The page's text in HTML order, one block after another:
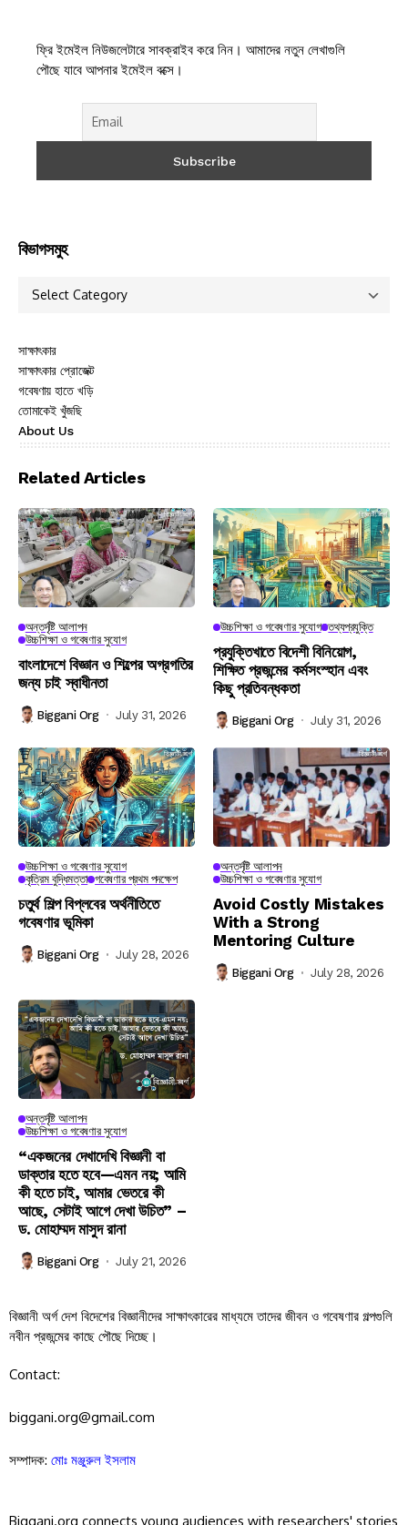
ফ্রি ইমেইল নিউজলেটারে সাবক্রাইব করে নিন। আমাদের নতুন লেখাগুলি
পৌছে যাবে আপনার ইমেইল বক্সে।
বিভাগসমুহ
সাক্ষাৎকার
সাক্ষাৎকার প্রোজেক্ট
গবেষণায় হাতে খড়ি
তোমাকেই খুঁজছি
About Us
Related Articles
অন্তর্দৃষ্টি আলাপন
উচ্চশিক্ষা ও গবেষণার সুযোগ
বাংলাদেশে বিজ্ঞান ও শিল্পের অগ্রগতির
জন্য চাই স্বাধীনতা
Biggani Org July 31, 2026
উচ্চশিক্ষা ও গবেষণার সুযোগ তথ্যপ্রযুক্তি
প্রযুক্তিখাতে বিদেশী বিনিয়োগ,
শিক্ষিত প্রজন্মের কর্মসংস্হান এবং
কিছু প্রতিবন্ধকতা
Biggani Org July 31, 2026
উচ্চশিক্ষা ও গবেষণার সুযোগ
কৃত্রিম বুদ্ধিমত্তা গবেষণার প্রথম পদক্ষেপ
চতুর্থ শিল্প বিপ্লবের অর্থনীতিতে
গবেষণার ভূমিকা
Biggani Org July 28, 2026
অন্তর্দৃষ্টি আলাপন
উচ্চশিক্ষা ও গবেষণার সুযোগ
Avoid Costly Mistakes
With a Strong
Mentoring Culture
Biggani Org July 28, 2026
অন্তর্দৃষ্টি আলাপন
উচ্চশিক্ষা ও গবেষণার সুযোগ
“একজনের দেখাদেখি বিজ্ঞানী বা
ডাক্তার হতে হবে—এমন নয়; আমি
কী হতে চাই, আমার ভেতরে কী
আছে, সেটাই আগে দেখা উচিত” –
ড. মোহাম্মদ মাসুদ রানা
Biggani Org July 21, 2026
বিজ্ঞানী অর্গ দেশ বিদেশের বিজ্ঞানীদের সাক্ষাৎকারের মাধ্যমে তাদের জীবন ও গবেষণার গল্পগুলি
নবীন প্রজন্মের কাছে পৌছে দিচ্ছে।
Contact:
biggani.org@gmail.com
সম্পাদক: মোঃ মঞ্জুরুল ইসলাম
Biggani.org connects young audiences with researchers' stories